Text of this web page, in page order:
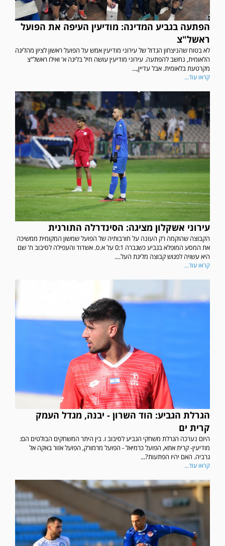
הפתעה בגביע המדינה: מודיעין העיפה את הפועל
ראשל"צ
לא בטוח שהניצחון הגדול של עירוני מודיעין אמש על הפועל ראשון לציון מהליגה
הלאומית, נחשב להפתעה. עירוני מודיעין עושה חיל בליגה א' ואילו ראשל"צ
מקרטעת בלאומית. אבל עדיין,...
קראו עוד...
עירוני אשקלון מציגה: הסינדרלה התורנית
הקבוצה שהוקמה רק העונה על חורבותיה של הפועל שמשון המקומית ממשיכה
את המסע המופלא בגביע כשגברה 0:1 על א.ס. אשדוד והעפילה לסיבוב ח' שם
היא עשויה לפגוש קבוצה מליגת העל....
קראו עוד...
הגרלת הגביע: הוד השרון - יבנה, מגדל העמק
קרית ים
היום נערכה הגרלת משחקי הגביע לסיבוב ו. בין היתר המשחקים הבולטים הם:
מודיעין- קרית אתא, הפועל כרמיאל - הפועל מרמורק, הפועל אזור באקה אל
גרביה. האם יהיו הפתעות?...
קראו עוד...